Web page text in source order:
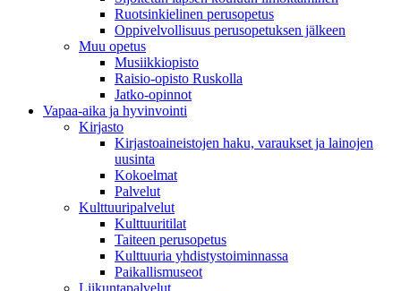
Ruotsinkielinen perusopetus
Oppivelvollisuus perusopetuksen jälkeen
Muu opetus
Musiikkiopisto
Raisio-opisto Ruskolla
Jatko-opinnot
Vapaa-aika ja hyvinvointi
Kirjasto
Kirjastoaineistojen haku, varaukset ja lainojen
uusinta
Kokoelmat
Palvelut
Kulttuuripalvelut
Kulttuuritilat
Taiteen perusopetus
Kulttuuria yhdistystoiminnassa
Paikallismuseot
Liikuntapalvelut